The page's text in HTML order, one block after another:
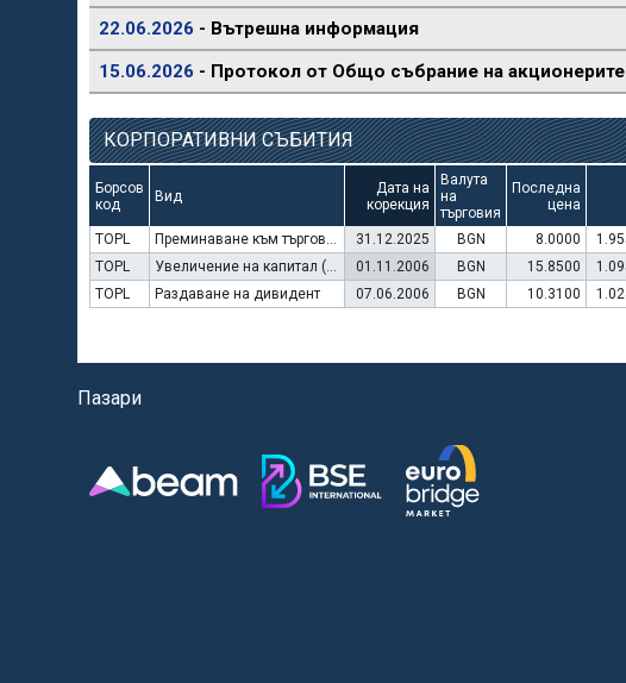
22.06.2026 - Вътрешна информация
15.06.2026 - Протокол от Общо събрание на акционерите
КОРПОРАТИВНИ СЪБИТИЯ
Борсов
код
Вид
Дата на
корекция
Валута
на
търговия
Последна
цена
TOPL
Преминаване към търговия в Евро 31.12.2025 BGN 8.0000
TOPL
Увеличение на капитал (права) 01.11.2006 BGN 15.8500
TOPL
Раздаване на дивидент 07.06.2006 BGN 10.3100
Пазари